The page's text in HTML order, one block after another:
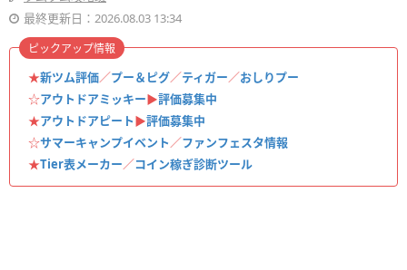
最終更新日：2026.08.03 13:34
★新ツム評価／プー＆ピグ／ティガー／おしりプー
☆アウトドアミッキー▶︎評価募集中
★アウトドアピート▶︎評価募集中
☆サマーキャンプイベント／ファンフェスタ情報
★Tier表メーカー／コイン稼ぎ診断ツール
ピックアップ情報